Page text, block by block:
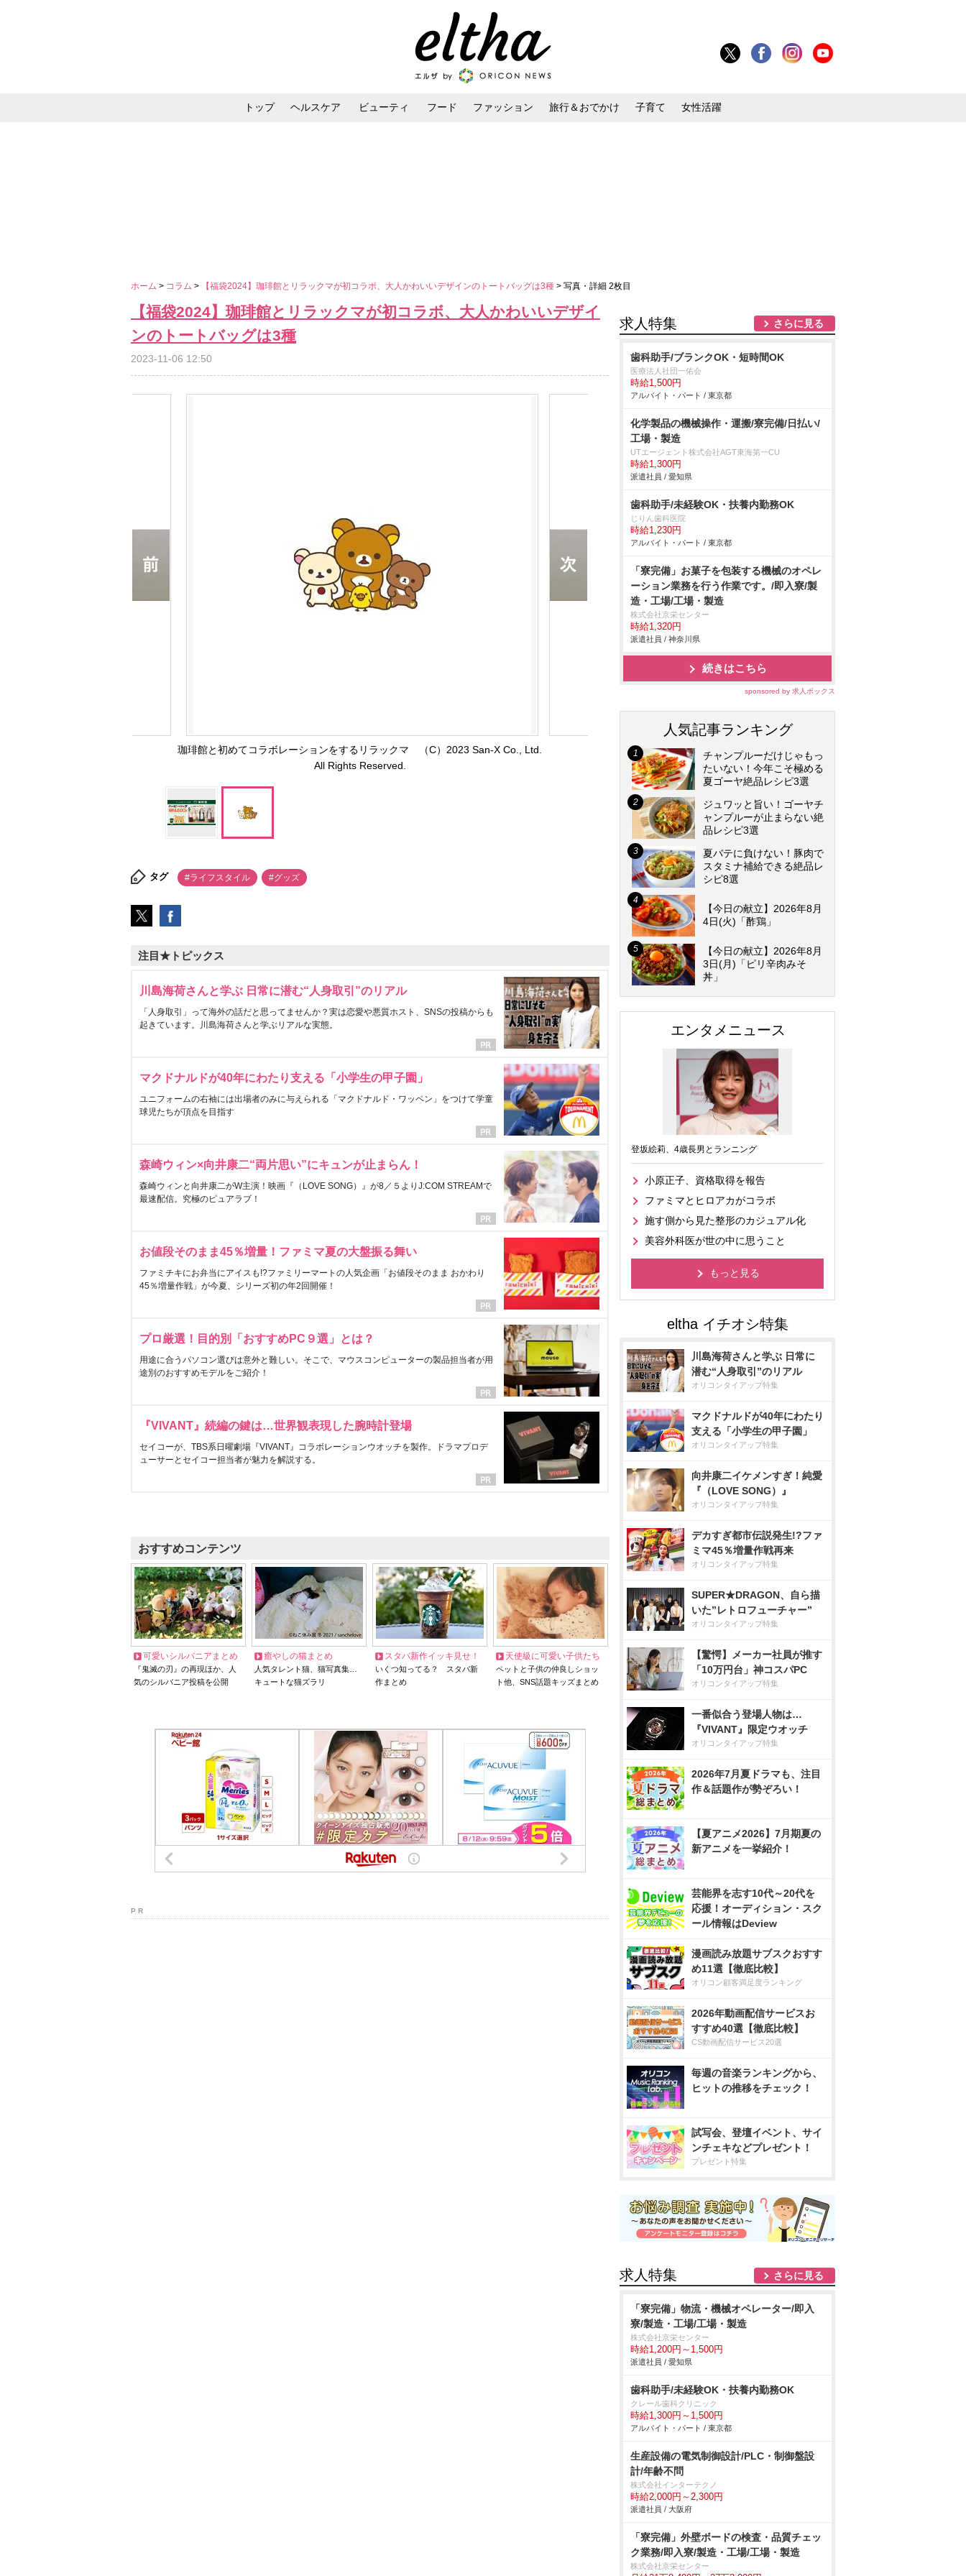
トップ ヘルスケア ビューティ フード ファッション 旅行＆おでかけ 子育て 女性活躍
ホーム > コラム > 【福袋2024】珈琲館とリラックマが初コラボ、大人かわいいデザインのトートバッグは3種 > 写真・詳細 2枚目
【福袋2024】珈琲館とリラックマが初コラボ、大人かわいいデザイ
ンのトートバッグは3種
2023-11-06 12:50
珈琲館と初めてコラボレーションをするリラックマ （C）2023 San-X Co., Ltd.
All Rights Reserved.
タグ #ライフスタイル #グッズ
注目★トピックス
川島海荷さんと学ぶ 日常に潜む“人身取引”のリアル
「人身取引」って海外の話だと思ってませんか？実は恋愛や悪質ホスト、SNSの投稿からも
起きています。川島海荷さんと学ぶリアルな実態。
マクドナルドが40年にわたり支える「小学生の甲子園」
ユニフォームの右袖には出場者のみに与えられる「マクドナルド・ワッペン」をつけて学童
球児たちが頂点を目指す
森崎ウィン×向井康二“両片思い”にキュンが止まらん！
森崎ウィンと向井康二がW主演！映画『（LOVE SONG）』が8／５よりJ:COM STREAMで
最速配信。究極のピュアラブ！
お値段そのまま45％増量！ファミマ夏の大盤振る舞い
ファミチキにお弁当にアイスも!?ファミリーマートの人気企画「お値段そのまま おかわり
45％増量作戦」が今夏、シリーズ初の年2回開催！
プロ厳選！目的別「おすすめPC９選」とは？
用途に合うパソコン選びは意外と難しい。そこで、マウスコンピューターの製品担当者が用
途別のおすすめモデルをご紹介！
『VIVANT』続編の鍵は…世界観表現した腕時計登場
セイコーが、TBS系日曜劇場『VIVANT』コラボレーションウオッチを製作。ドラマプロデ
ューサーとセイコー担当者が魅力を解説する。
おすすめコンテンツ
可愛いシルバニアまとめ
『鬼滅の刃』の再現ほか、人
気のシルバニア投稿を公開
癒やしの猫まとめ
人気タレント猫、猫写真集…
キュートな猫ズラリ
スタバ新作イッキ見せ！
いくつ知ってる？ スタバ新
作まとめ
天使級に可愛い子供たち
ペットと子供の仲良しショッ
ト他、SNS話題キッズまとめ
P R
求人特集 さらに見る
歯科助手/ブランクOK・短時間OK
医療法人社団一佑会
時給1,500円
アルバイト・パート / 東京都
化学製品の機械操作・運搬/寮完備/日払い/
工場・製造
UTエージェント株式会社AGT東海第一CU
時給1,300円
派遣社員 / 愛知県
歯科助手/未経験OK・扶養内勤務OK
じりん歯科医院
時給1,230円
アルバイト・パート / 東京都
「寮完備」お菓子を包装する機械のオペレ
ーション業務を行う作業です。/即入寮/製
造・工場/工場・製造
株式会社京栄センター
時給1,320円
派遣社員 / 神奈川県
続きはこちら
sponsored by 求人ボックス
人気記事ランキング
チャンプルーだけじゃもっ
たいない！今年こそ極める
夏ゴーヤ絶品レシピ3選
ジュワッと旨い！ゴーヤチ
ャンプルーが止まらない絶
品レシピ3選
夏バテに負けない！豚肉で
スタミナ補給できる絶品レ
シピ8選
【今日の献立】2026年8月
4日(火)「酢鶏」
【今日の献立】2026年8月
3日(月)「ピリ辛肉みそ
丼」
エンタメニュース
登坂絵莉、4歳長男とランニング
小原正子、資格取得を報告
ファミマとヒロアカがコラボ
施す側から見た整形のカジュアル化
美容外科医が世の中に思うこと
もっと見る
川島海荷さんと学ぶ 日常に
潜む“人身取引”のリアル
オリコンタイアップ特集
マクドナルドが40年にわたり
支える「小学生の甲子園」
オリコンタイアップ特集
向井康二イケメンすぎ！純愛
『（LOVE SONG）』
オリコンタイアップ特集
デカすぎ都市伝説発生!?ファ
ミマ45％増量作戦再来
オリコンタイアップ特集
SUPER★DRAGON、自ら描
いた”レトロフューチャー”
オリコンタイアップ特集
【驚愕】メーカー社員が推す
「10万円台」神コスパPC
オリコンタイアップ特集
一番似合う登場人物は…
『VIVANT』限定ウオッチ
オリコンタイアップ特集
2026年7月夏ドラマも、注目
作＆話題作が勢ぞろい！
【夏アニメ2026】7月期夏の
新アニメを一挙紹介！
芸能界を志す10代～20代を
応援！オーディション・スク
ール情報はDeview
漫画読み放題サブスクおすす
め11選【徹底比較】
オリコン顧客満足度ランキング
2026年動画配信サービスお
すすめ40選【徹底比較】
CS動画配信サービス20選
毎週の音楽ランキングから、
ヒットの推移をチェック！
試写会、登壇イベント、サイ
ンチェキなどプレゼント！
プレゼント特集
求人特集 さらに見る
「寮完備」物流・機械オペレーター/即入
寮/製造・工場/工場・製造
株式会社京栄センター
時給1,200円～1,500円
派遣社員 / 愛知県
歯科助手/未経験OK・扶養内勤務OK
クレール歯科クリニック
時給1,300円～1,500円
アルバイト・パート / 東京都
生産設備の電気制御設計/PLC・制御盤設
計/年齢不問
株式会社インターテクノ
時給2,000円～2,300円
派遣社員 / 大阪府
「寮完備」外壁ボードの検査・品質チェッ
ク業務/即入寮/製造・工場/工場・製造
株式会社京栄センター